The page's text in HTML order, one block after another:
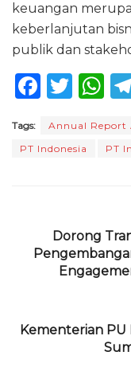
keuangan
keberlanjutan
publik dan
F
c
e
o
k
T
it
te
W
a
ts
p
Tags: Annual Report
PT Indonesia
PT
Dorong
Kementerian PU